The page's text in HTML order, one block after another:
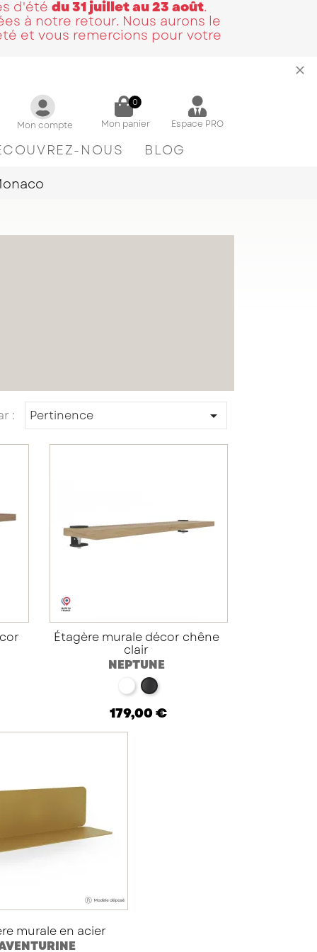
d'été du 31 juillet au 23 août.
à notre retour. Nous aurons le
et vous remercions pour votre
Mon compte
0
Mon panier Espace PRO
NOUS
BLOG
: Pertinence 
Étagère murale décor chêne
clair
NEPTUNE
blancnoir
179,00 €
murale en acier